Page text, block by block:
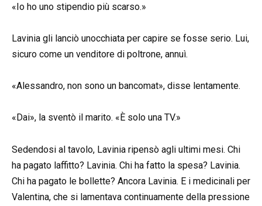
«Io ho uno stipendio più scarso.»
Lavinia gli lanciò unocchiata per capire se fosse serio. Lui,
sicuro come un venditore di poltrone, annuì.
«Alessandro, non sono un bancomat», disse lentamente.
«Dai», la sventò il marito. «È solo una TV.»
Sedendosi al tavolo, Lavinia ripensò agli ultimi mesi. Chi
ha pagato laffitto? Lavinia. Chi ha fatto la spesa? Lavinia.
Chi ha pagato le bollette? Ancora Lavinia. E i medicinali per
Valentina, che si lamentava continuamente della pressione